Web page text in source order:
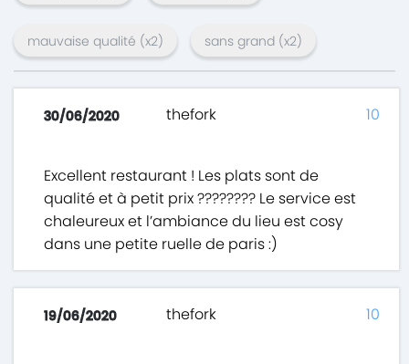
mauvaise qualité (x2) sans grand (x2)
30/06/2020 thefork
Excellent restaurant ! Les plats sont de
qualité et à petit prix ???????? Le service est
chaleureux et l’ambiance du lieu est cosy
dans une petite ruelle de paris :)
10
19/06/2020 thefork 10